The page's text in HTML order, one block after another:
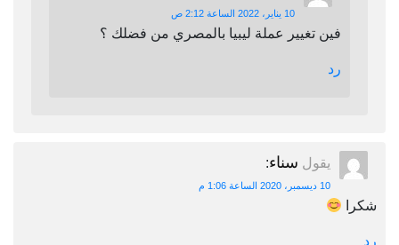
10 يناير، 2022 الساعة 2:12 ص
فين تغيير عملة ليبيا بالمصري من فضلك ؟
رد
يقول سناء:
10 ديسمبر، 2020 الساعة 1:06 م
شكرا
رد